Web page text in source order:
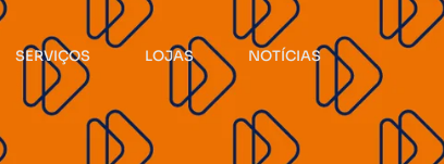
SERVIÇOS LOJAS NOTÍCIAS